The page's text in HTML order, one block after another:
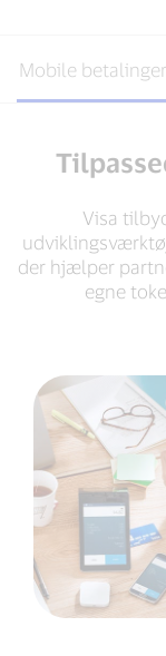
Mobile betalinger
Visa
der hjælper
egne